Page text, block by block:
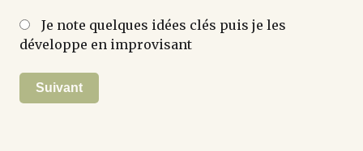
Je note quelques idées clés puis je les
développe en improvisant
Suivant